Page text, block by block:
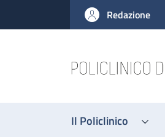
al contenuto principale
to footer content
Redazione
Il Policlinico